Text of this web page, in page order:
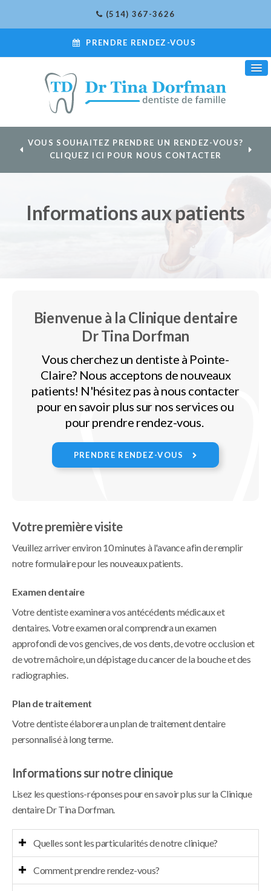
(514) 367-3626
PRENDRE RENDEZ-VOUS
VOUS SOUHAITEZ PRENDRE UN RENDEZ-VOUS?
CLIQUEZ ICI POUR NOUS CONTACTER
Informations aux patients
Bienvenue à la Clinique dentaire
Dr Tina Dorfman
Vous cherchez un dentiste à Pointe-
Claire? Nous acceptons de nouveaux
patients! N'hésitez pas à nous contacter
pour en savoir plus sur nos services ou
pour prendre rendez-vous.
PRENDRE RENDEZ-VOUS
Votre première visite
Veuillez arriver environ 10 minutes à l'avance afin de remplir
notre formulaire pour les nouveaux patients.
Examen dentaire
Votre dentiste examinera vos antécédents médicaux et
dentaires. Votre examen oral comprendra un examen
approfondi de vos gencives, de vos dents, de votre occlusion et
de votre mâchoire, un dépistage du cancer de la bouche et des
radiographies.
Plan de traitement
Votre dentiste élaborera un plan de traitement dentaire
personnalisé à long terme.
Informations sur notre clinique
Lisez les questions-réponses pour en savoir plus sur laClinique
dentaire Dr Tina Dorfman.
Quelles sont les particularités de notre clinique?
Comment prendre rendez-vous?